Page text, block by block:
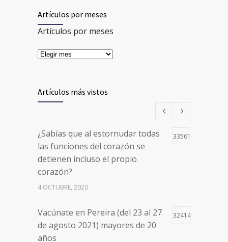
Artículos por meses
Artículos por meses
Artículos más vistos
¿Sabías que al estornudar todas
las funciones del corazón se
detienen incluso el propio
corazón?
33561
4 OCTUBRE, 2020
Vacúnate en Pereira (del 23 al 27
de agosto 2021) mayores de 20
años
32414